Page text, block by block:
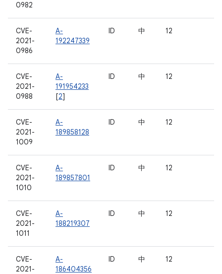
0982
CVE-
2021-
0986
A-
192247339
ID 中 12
CVE-
2021-
0988
A-
191954233
[2]
ID 中 12
CVE-
2021-
1009
A-
189858128
ID 中 12
CVE-
2021-
1010
A-
189857801
ID 中 12
CVE-
2021-
1011
A-
188219307
ID 中 12
CVE-
2021-
A-
186404356
ID 中 12